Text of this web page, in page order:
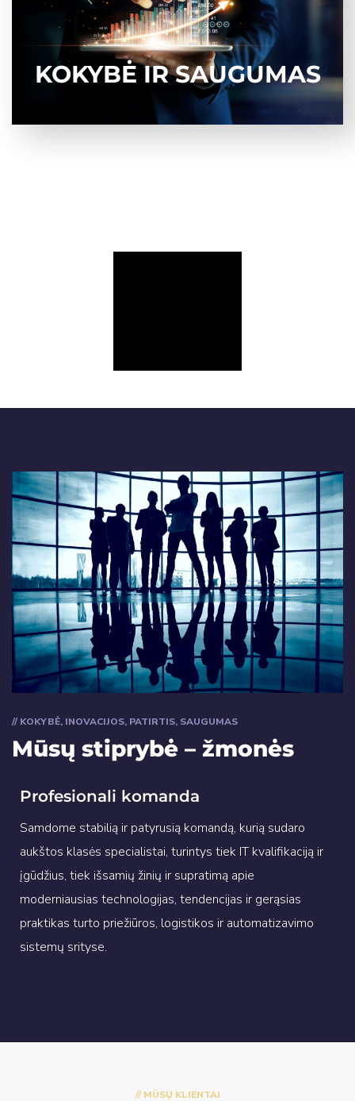
Mūsų sprendimų garantija – saugumas. Tai suteikia
mums ramybės jausmą.
KOKYBĖ IR SAUGUMAS
// KOKYBĖ, INOVACIJOS, PATIRTIS, SAUGUMAS
Mūsų stiprybė – žmonės
Profesionali komanda
Samdome stabilią ir patyrusią komandą, kurią sudaro
aukštos klasės specialistai, turintys tiek IT kvalifikaciją ir
įgūdžius, tiek išsamių žinių ir supratimą apie
moderniausias technologijas, tendencijas ir gerąsias
praktikas turto priežiūros, logistikos ir automatizavimo
sistemų srityse.
// MŪSŲ KLIENTAI